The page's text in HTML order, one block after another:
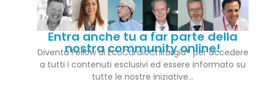
Entra anche tu a far parte della
nostra community online!
Diventa Fellow di EcoCardioChirurgia® per accedere
a tutti i contenuti esclusivi ed essere informato su
tutte le nostre iniziative…